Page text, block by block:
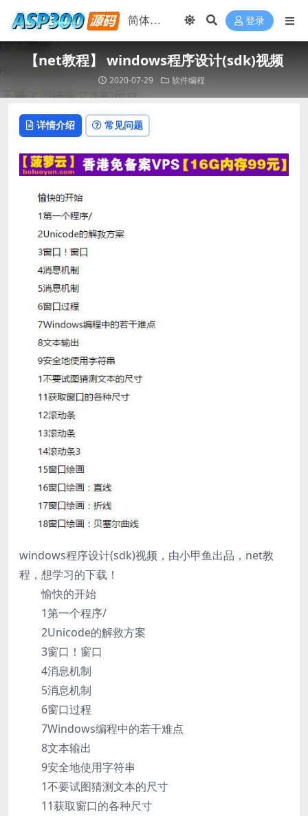
登录
【net教程】 windows程序设计(sdk)视频
2020-07-29 软件编程
详情介绍 常见问题
windows程序设计(sdk)视频，由小甲鱼出品，net教
程，想学习的下载！
愉快的开始
1第一个程序/
2Unicode的解救方案
3窗口！窗口
4消息机制
5消息机制
6窗口过程
7Windows编程中的若干难点
8文本输出
9安全地使用字符串
1不要试图猜测文本的尺寸
11获取窗口的各种尺寸